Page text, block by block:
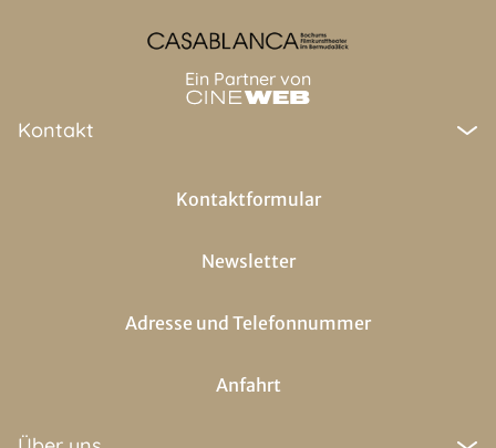
Ein Partner von
Kontakt
Kontaktformular
Newsletter
Adresse und Telefonnummer
Anfahrt